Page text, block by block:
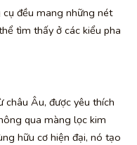
đều mang những nét
tìm thấy ở các kiểu pha
châu Âu, được yêu thích
qua màng lọc kim
hữu cơ hiện đại, nó tạo